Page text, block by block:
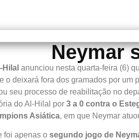
Neymar
Hilal anunciou nesta quarta-feira (6)
o deixará fora dos gramados por um
seu processo de reabilitação no
do Al-Hilal por 3 a 0 contra o
Asiática, em que Neymar
foi apenas o segundo jogo de